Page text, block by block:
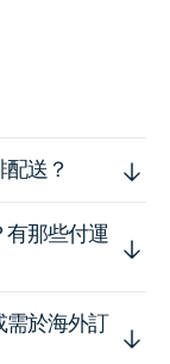
送？
有那些付運
於海外訂